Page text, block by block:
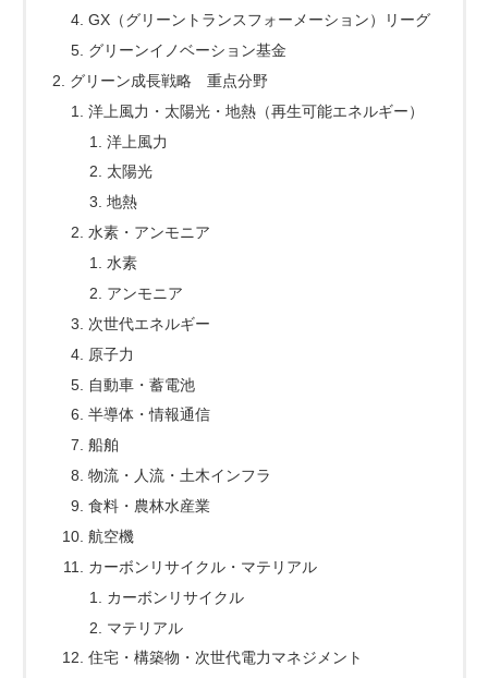
GX（グリーントランスフォーメーション）リーグ
グリーンイノベーション基金
グリーン成長戦略 重点分野
洋上風力・太陽光・地熱（再生可能エネルギー）
洋上風力
太陽光
地熱
水素・アンモニア
水素
アンモニア
次世代エネルギー
原子力
自動車・蓄電池
半導体・情報通信
船舶
物流・人流・土木インフラ
食料・農林水産業
航空機
カーボンリサイクル・マテリアル
カーボンリサイクル
マテリアル
住宅・構築物・次世代電力マネジメント